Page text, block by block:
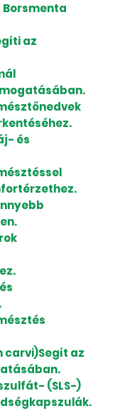
az
és
carvi)Segít az
(SLS-)